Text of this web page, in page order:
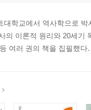
대학교에서 역사학으로
의 이론적 원리와 20세기
여러 권의 책을 집필했다.